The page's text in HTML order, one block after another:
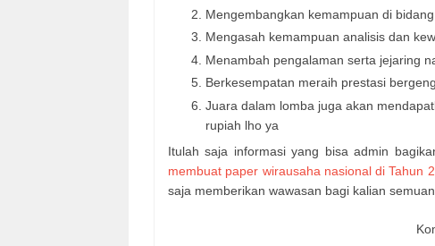
Mengembangkan kemampuan di
Mengasah kemampuan analisis dan
Menambah pengalaman serta jejaring
Berkesempatan meraih prestasi
Juara dalam lomba juga akan
rupiah lho ya
Itulah saja informasi yang bisa admin
membuat paper wirausaha nasional di Tahun
saja memberikan wawasan bagi kalian